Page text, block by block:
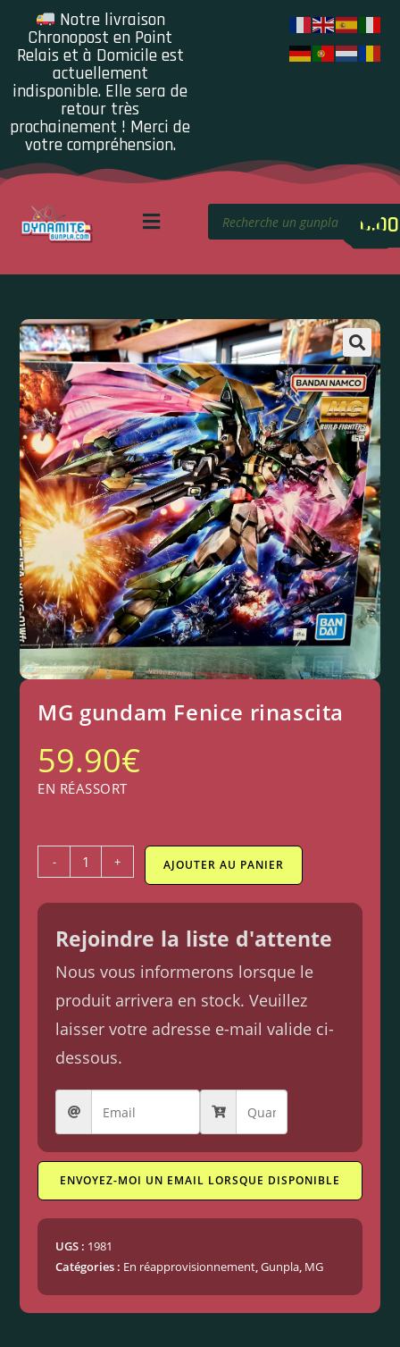
Notre livraison
Chronopost en Point
Relais et à Domicile est
actuellement
indisponible. Elle sera de
retour très
prochainement ! Merci de
votre compréhension.
0.00
MG gundam Fenice rinascita
59.90€
EN RÉASSORT
- + AJOUTER AU PANIER
Rejoindre la liste d'attente
Nous vous informerons lorsque le
produit arrivera en stock. Veuillez
laisser votre adresse e-mail valide ci-
dessous.
ENVOYEZ-MOI UN EMAIL LORSQUE DISPONIBLE
UGS : 1981
Catégories : En réapprovisionnement,Gunpla, MG